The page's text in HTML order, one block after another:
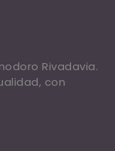
Rivadavia.
con